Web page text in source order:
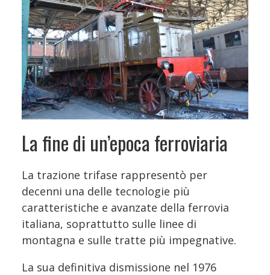
La fine di un’epoca ferroviaria
La trazione trifase rappresentò per
decenni una delle tecnologie più
caratteristiche e avanzate della ferrovia
italiana, soprattutto sulle linee di
montagna e sulle tratte più impegnative.
La sua definitiva dismissione nel 1976